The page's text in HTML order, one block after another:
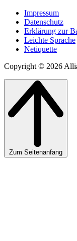
Impressum
Datenschutz
Erklärung zur
Leichte Sprache
Netiquette
Copyright © 2026
Zum Seitenanfang